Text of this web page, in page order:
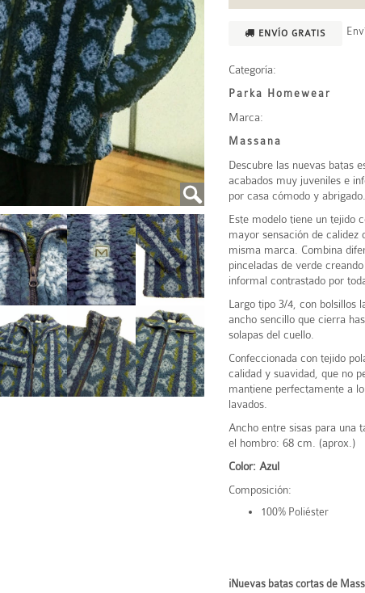
ENVÍO GRATIS
Categoría:
Parka Homewear
Marca:
Massana
Descubre las nuevas batas
acabados muy juveniles e
por casa cómodo y abrigado.
Este modelo tiene un tejido
mayor sensación de calidez
misma marca. Combina
pinceladas de verde
informal contrastado por
Largo tipo 3/4, con bolsillos
ancho sencillo que cierra
solapas del cuello.
Confeccionada con tejido
calidad y suavidad, que no
mantiene perfectamente a
lavados.
Ancho entre sisas para una
el hombro: 68 cm. (aprox.)
Color: Azul
Composición:
100% Poliéster
¡Nuevas batas cortas de